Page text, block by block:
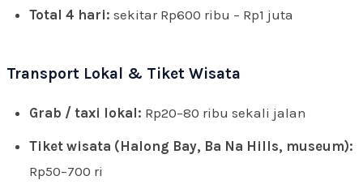
Total 4 hari: sekitar Rp600 ribu – Rp1 juta
Transport Lokal & Tiket Wisata
Grab / taxi lokal: Rp20–80 ribu sekali jalan
Tiket wisata (Halong Bay, Ba Na Hills, museum):
Rp50–700 ri